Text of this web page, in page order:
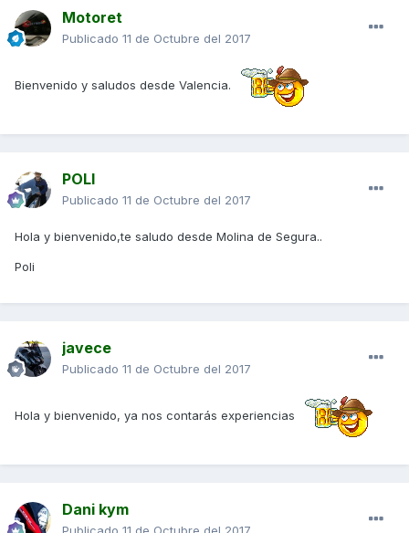
Motoret
Publicado 11 de Octubre del 2017
Bienvenido y saludos desde Valencia.
POLI
Publicado 11 de Octubre del 2017
Hola y bienvenido,te saludo desde Molina de Segura..
Poli
javece
Publicado 11 de Octubre del 2017
Hola y bienvenido, ya nos contarás experiencias
Dani kym
Publicado 11 de Octubre del 2017